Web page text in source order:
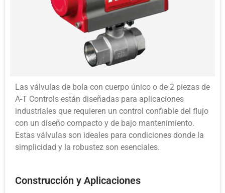
Las válvulas de bola con cuerpo único o de 2 piezas de
A-T Controls están diseñadas para aplicaciones
industriales que requieren un control confiable del flujo
con un diseño compacto y de bajo mantenimiento.
Estas válvulas son ideales para condiciones donde la
simplicidad y la robustez son esenciales.
Construcción y Aplicaciones